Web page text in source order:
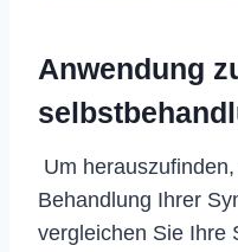
Anwendung
Um
Behandlung Ihrer
vergleichen Sie Ihre